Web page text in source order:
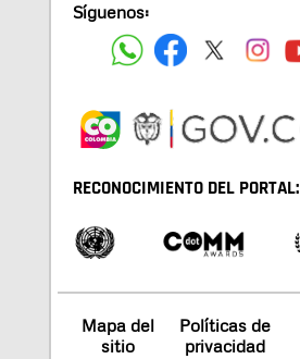
Síguenos:
RECONOCIMIENTO DEL PORTAL:
Mapa del
sitio
Políticas de
privacidad